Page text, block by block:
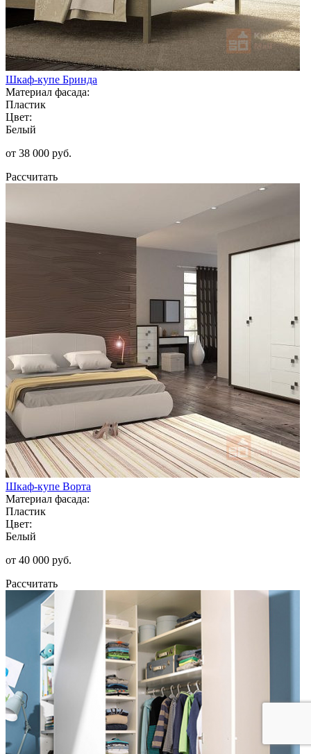
Шкаф-купе Бринда
Материал фасада:
Пластик
Цвет:
Белый
от 38 000 руб.
Рассчитать
Шкаф-купе Ворта
Материал фасада:
Пластик
Цвет:
Белый
от 40 000 руб.
Рассчитать